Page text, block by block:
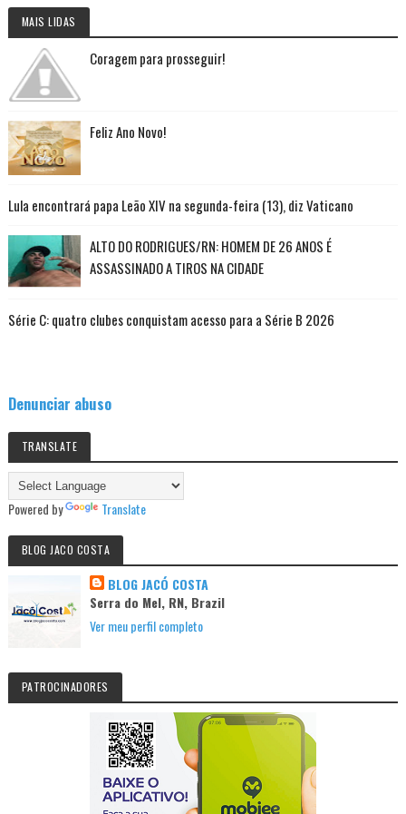
MAIS LIDAS
Coragem para prosseguir!
Feliz Ano Novo!
Lula encontrará papa Leão XIV na segunda-feira (13), diz Vaticano
ALTO DO RODRIGUES/RN: HOMEM DE 26 ANOS É
ASSASSINADO A TIROS NA CIDADE
Série C: quatro clubes conquistam acesso para a Série B 2026
Denunciar abuso
TRANSLATE
Powered by Translate
BLOG JACO COSTA
BLOG JACÓ COSTA
Serra do Mel, RN, Brazil
Ver meu perfil completo
PATROCINADORES